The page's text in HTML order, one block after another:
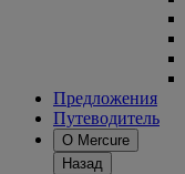
Предложения
Путеводитель
О Mercure
Назад